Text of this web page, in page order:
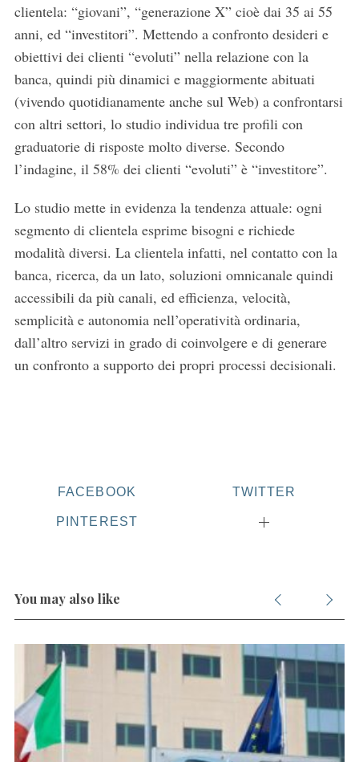
clientela: “giovani”, “generazione X” cioè dai 35 ai 55
anni, ed “investitori”. Mettendo a confronto desideri e
obiettivi dei clienti “evoluti” nella relazione con la
banca, quindi più dinamici e maggiormente abituati
(vivendo quotidianamente anche sul Web) a confrontarsi
con altri settori, lo studio individua tre profili con
graduatorie di risposte molto diverse. Secondo
l’indagine, il 58% dei clienti “evoluti” è “investitore”.
Lo studio mette in evidenza la tendenza attuale: ogni
segmento di clientela esprime bisogni e richiede
modalità diversi. La clientela infatti, nel contatto con la
banca, ricerca, da un lato, soluzioni omnicanale quindi
accessibili da più canali, ed efficienza, velocità,
semplicità e autonomia nell’operatività ordinaria,
dall’altro servizi in grado di coinvolgere e di generare
un confronto a supporto dei propri processi decisionali.
FACEBOOK TWITTER
PINTEREST
You may also like
S
e
a
o
: